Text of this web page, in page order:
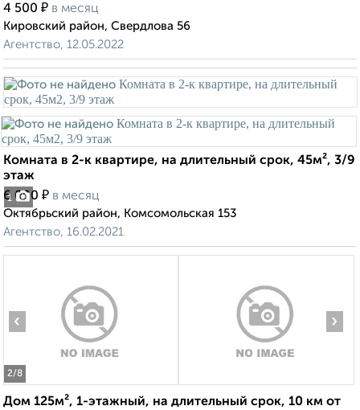
4 500 ₽ в месяц
Кировский район, Свердлова 56
Агентство, 12.05.2022
1
Комната в 2-к квартире, на длительный срок, 45м², 3/9
этаж
6 000 ₽ в месяц
Октябрьский район, Комсомольская 153
Агентство, 16.02.2021
2/8
‹ ›
Дом 125м², 1-этажный, на длительный срок, 10 км от